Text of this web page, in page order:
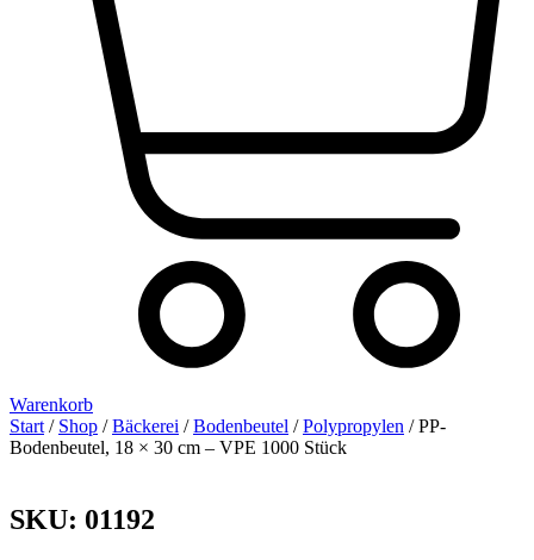
Warenkorb
Start / Shop /Bäckerei /Bodenbeutel /Polypropylen / PP-
Bodenbeutel, 18 × 30 cm – VPE 1000 Stück
SKU: 01192